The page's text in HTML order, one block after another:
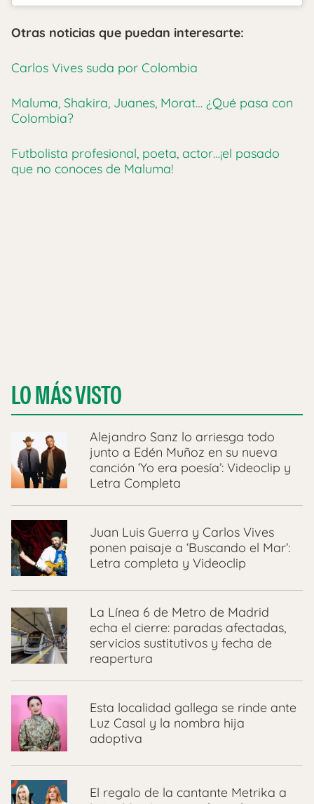
Otras noticias que puedan interesarte:
Carlos Vives suda por Colombia
Maluma, Shakira, Juanes, Morat… ¿Qué pasa con
Colombia?
Futbolista profesional, poeta, actor…¡el pasado
que no conoces de Maluma!
LO MÁS VISTO
Alejandro Sanz lo arriesga todo
junto a Edén Muñoz en su nueva
canción ‘Yo era poesía’: Videoclip y
Letra Completa
Juan Luis Guerra y Carlos Vives
ponen paisaje a ‘Buscando el Mar’:
Letra completa y Videoclip
La Línea 6 de Metro de Madrid
echa el cierre: paradas afectadas,
servicios sustitutivos y fecha de
reapertura
Esta localidad gallega se rinde ante
Luz Casal y la nombra hija
adoptiva
El regalo de la cantante Metrika a